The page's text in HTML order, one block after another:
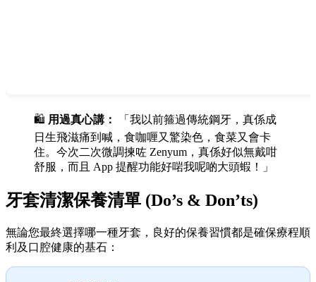
🛍️ 用過真心講：
「我以前箍過傳統鋼牙，真係成
日生飛滋痛到喊，食咖喱又驚染色，食菜又會卡
住。今次二次微調揀咗 Zenyum，真係好似無戴咁
舒服，而且 App 提醒功能好啱我呢啲大頭蝦！」
牙套清潔保養清單 (Do’s & Don’ts)
無論您最終選擇哪一種牙套，良好的保養習慣都是確保療程順
利及口腔健康的基石：